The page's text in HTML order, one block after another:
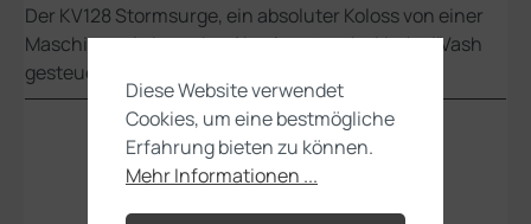
Der KV128 Stormsurge, ein absoluter Koloss von einer
Maschine, wird von den Absolventen der Ves'oni'Vash
gesteuert und ist…
Diese Website verwendet
Cookies, um eine bestmögliche
Erfahrung bieten zu können.
Mehr Informationen ...